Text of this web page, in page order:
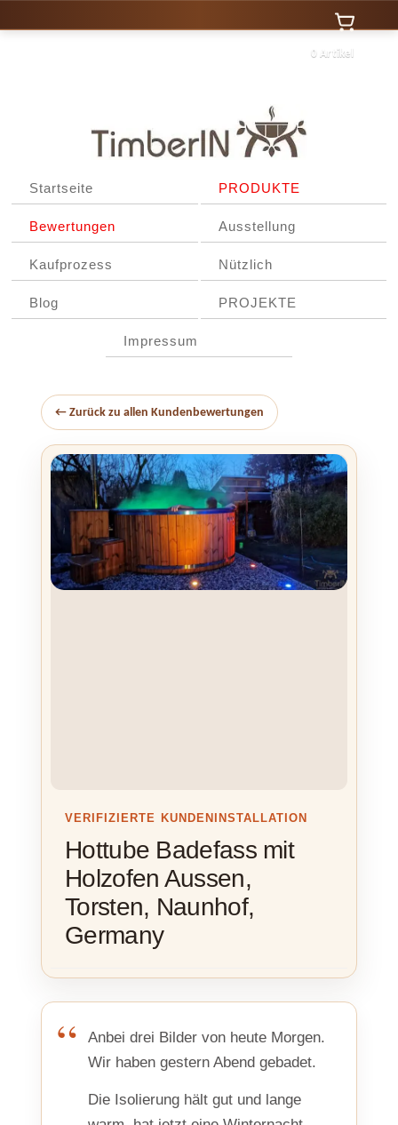
0 Artikel
Startseite PRODUKTE
Bewertungen Ausstellung
Kaufprozess Nützlich
Blog PROJEKTE
Impressum
← Zurück zu allen Kundenbewertungen
VERIFIZIERTE KUNDENINSTALLATION
Hottube Badefass mit
Holzofen Aussen,
Torsten, Naunhof,
Germany
Anbei drei Bilder von heute Morgen.
Wir haben gestern Abend gebadet.
Die Isolierung hält gut und lange